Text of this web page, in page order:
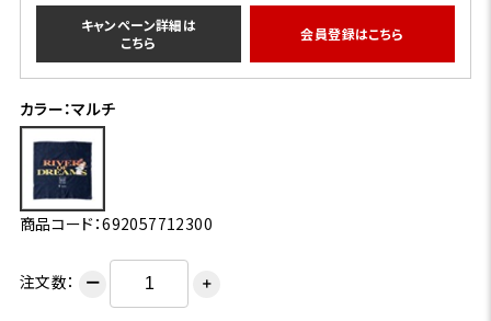
キャンペーン詳細は
こちら
会員登録はこちら
カラー：マルチ
商品コード：692057712300
注文数： ー ＋